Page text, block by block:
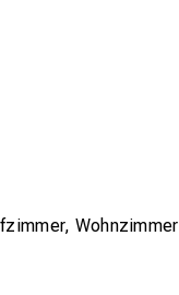
Wohnzimmer